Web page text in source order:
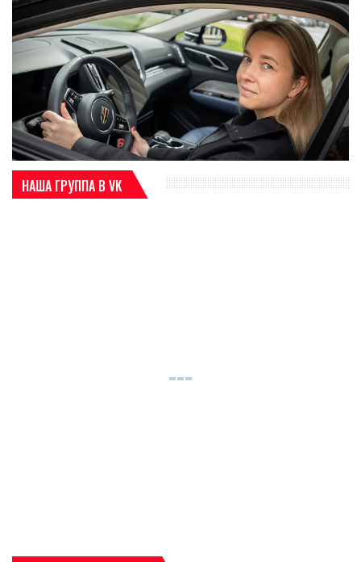
НАША ГРУППА В VK